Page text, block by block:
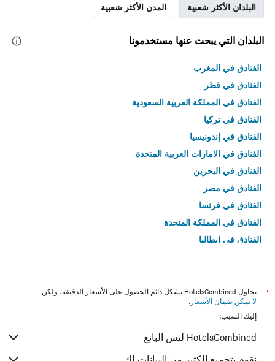
البلدان الأكثر شعبية المدن الأكثر شعبية
البلدان التي يبحث عنها مستخدمونا
الفنادق في المغرب
الفنادق في قطر
الفنادق في المملكة العربية السعودية
الفنادق في تركيا
الفنادق في إندونيسيا
الفنادق في الامارات العربية المتحدة
الفنادق في البحرين
الفنادق في مصر
الفنادق في فرنسا
الفنادق في المملكة المتحدة
الفنادق في إيطاليا
*
يحاول HotelsCombined بشكل دائم الحصول على الأسعار الدقيقة، ولكن
لا يمكن ضمان الأسعار .
إليك السبب:
HotelsCombined ليس البائع